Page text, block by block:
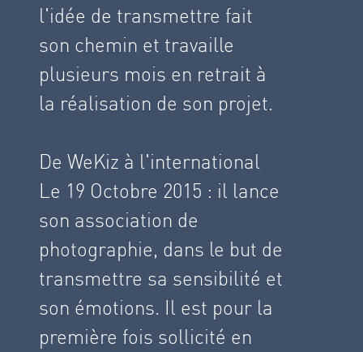
l'idée de transmettre fait
son chemin et travaille
plusieurs mois en retrait à
la réalisation de son projet.
De WeKiz à l'international
Le 19 Octobre 2015 : il lance
son association de
photographie, dans le but de
transmettre sa sensibilité et
son émotions. Il est pour la
première fois sollicité en